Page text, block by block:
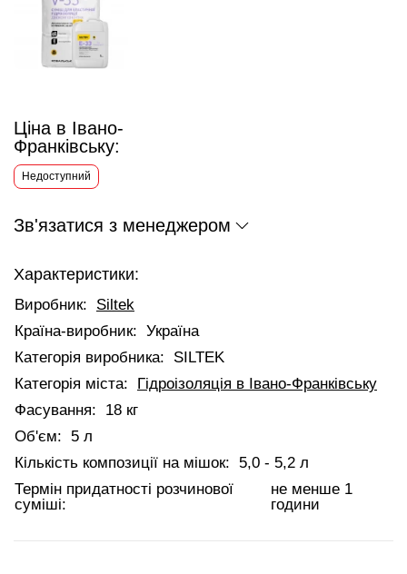
Ціна в Івано-
Франківську:
Недоступний
Зв'язатися з менеджером
Характеристики:
Виробник:
Siltek
Країна-виробник: Україна
Категорія виробника:
SILTEK
Категорія міста:
Гідроізоляція в Івано-Франківську
Фасування:
18 кг
Об'єм:
5 л
Кількість композиції на мішок:
5,0 - 5,2 л
Термін придатності розчинової
суміші:
не менше 1
години